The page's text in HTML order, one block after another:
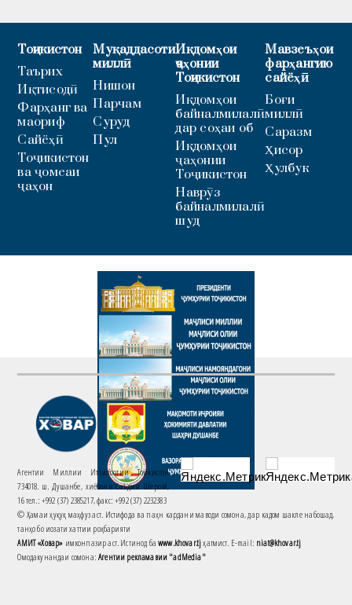
Тоҷикистон
Таърих
Иқтисодӣ
Фарҳанг ва
маориф
Сайёҳӣ
Тоҷикистон
ва ҷомеаи
ҷаҳон
Муқаддасоти
миллӣ
Нишон
Парчам
Суруд
Пул
Иқдомҳои
ҷаҳонии
Тоҷикистон
Иқдомҳои
байналмилалӣ
дар соҳаи об
Иқдомҳои
ҷаҳонии
Тоҷикистон
Наврӯз
байналмилалӣ
шуд
Мавзеъҳои
фарҳангию
сайёҳӣ
Боғи
миллӣ
Саразм
Ҳисор
Ҳулбук
Агентии Миллии Иттилоотии Тоҷикистон
734018. ш. Душанбе, хиёбони Саъдии Шерозӣ,
16 тел.: +992 (37) 2385217, факс: +992 (37) 2232383
© Ҳамаи ҳуқуқ маҳфуз аст. Истифода ва паҳн кардани маводи сомона, дар кадом шакле набошад,
танҳо бо иҷозати хаттии роҳбарияти
АМИТ «Ховар» имконпазир аст. Истинод баwww.khovar.tjҳатмист. E-mail: niat@khovar.tj
Омодакунандаи сомона:Агентии рекламавии "adMedia"